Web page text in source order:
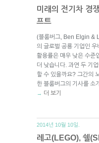
미래의 전기차 경
프트
(블룸버그, Ben Elgin &
의 글로벌 공룡 기업인
활용률은 매우 낮은 수준
더 낮습니다. 과연 두 기
할 수 있을까요? 그간의
한 블룸버그의 기사를 소
→ 더 보기
2014년 10월 10일.
레고(LEGO), 쉘